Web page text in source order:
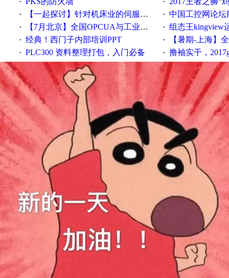
·
·
· 【一起探讨】针对机床业的伺服系统发展，您的期望是什么？ · 中国工控网论坛版
· 【7月北京】全国OPCUA与工业互联技术培训班通知！ · 组态王kingview
· 经典！西门子内部培训PPT · 【暑期-上海】全国工业
· PLC300 资料整理打包，入门必备 · 撸袖实干，2017gongkong®第